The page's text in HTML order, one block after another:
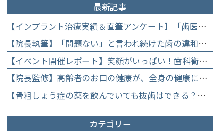
最新記事
【インプラント治療実績＆直筆アンケート】「歯医者が怖かった」トラウマを乗り越えて。70歳・介護士女性が手に入れた「晴れ晴れとした笑顔」と人生を支える噛み合わせ】
【院長執筆】「問題ない」と言われ続けた歯の違和感……60代女性が「80歳で20本の自前の歯」を守るために選んだ精密総合治療の全貌
【イベント開催レポート】笑顔がいっぱい！歯科衛生士×管理栄養士がお届けする「親子で楽しむむし歯になりにくいお菓子作り体験」】
【院長監修】高齢者のお口の健康が、全身の健康につながる理由。生涯おいしく食べるための「口内環境検査」とオーダーメイド予防】
【骨粗しょう症の薬を飲んでいても抜歯はできる？】顎骨壊死を防ぐために大切な口腔管理について
カテゴリー